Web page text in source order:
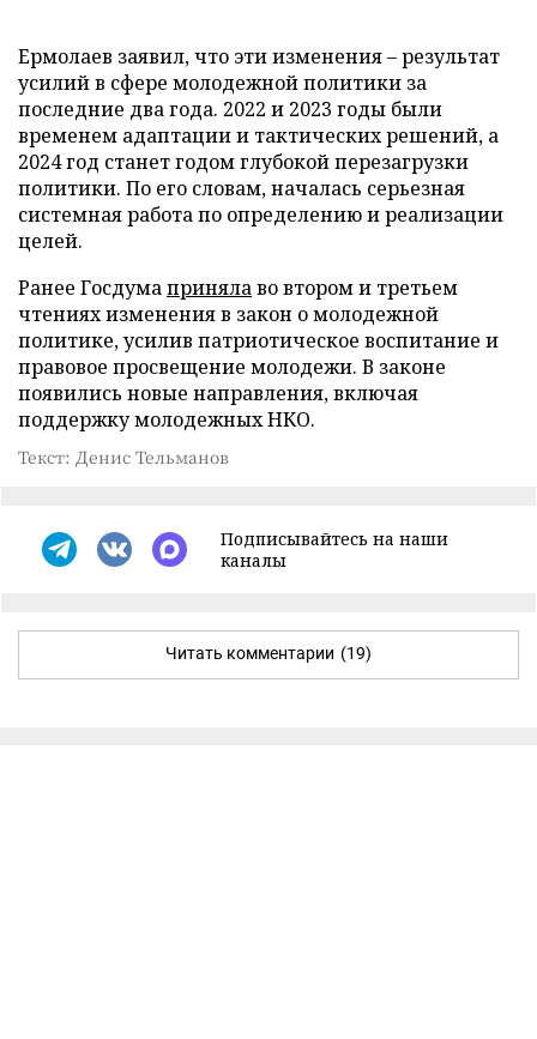
Ермолаев заявил, что эти изменения – результат
усилий в сфере молодежной политики за
последние два года. 2022 и 2023 годы были
временем адаптации и тактических решений, а
2024 год станет годом глубокой перезагрузки
политики. По его словам, началась серьезная
системная работа по определению и реализации
целей.
Ранее Госдумапринялаво втором и третьем
чтениях изменения в закон о молодежной
политике, усилив патриотическое воспитание и
правовое просвещение молодежи. В законе
появились новые направления, включая
поддержку молодежных НКО.
Текст: Денис Тельманов
Подписывайтесь на наши
каналы
Читать комментарии (19)